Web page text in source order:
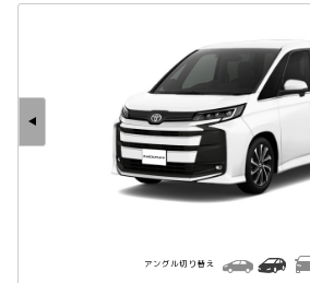
アングル切り替え